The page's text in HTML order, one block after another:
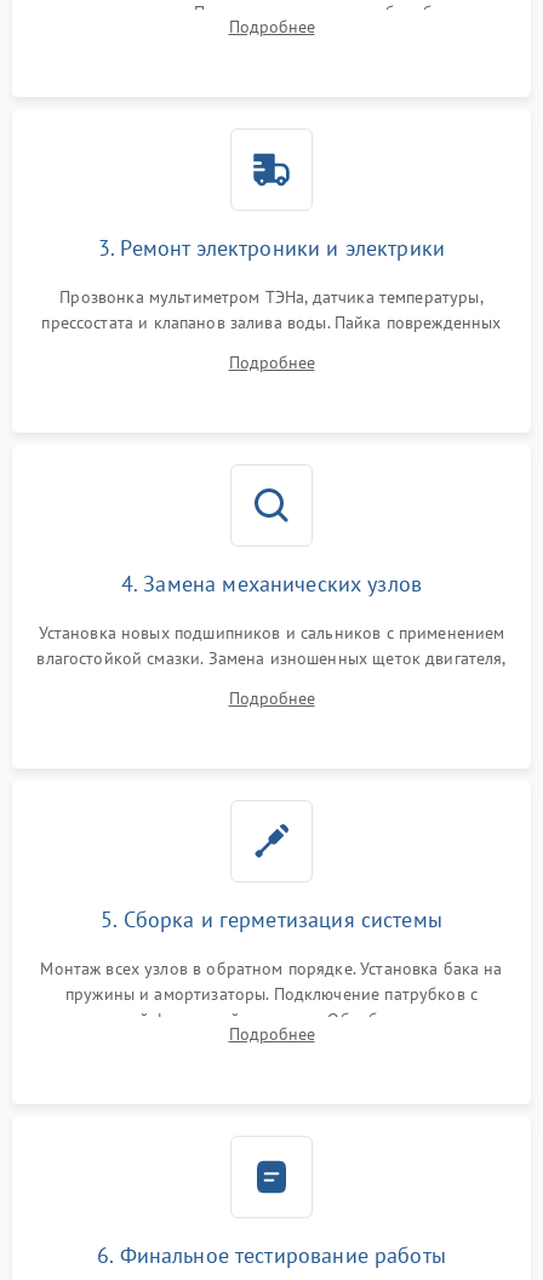
амортизаторов. Проверка подшипников барабана и
крестовины на износ, а манжеты люка на разрывы.
Подробнее
3. Ремонт электроники и электрики
Прозвонка мультиметром ТЭНа, датчика температуры,
прессостата и клапанов залива воды. Пайка поврежденных
Восстановление целостности проводки и контактов.
Подробнее
4. Замена механических узлов
Установка новых подшипников и сальников с применением
влагостойкой смазки. Замена изношенных щеток двигателя,
или поврежденной резиновой манжеты.
Подробнее
5. Сборка и герметизация системы
Монтаж всех узлов в обратном порядке. Установка бака на
пружины и амортизаторы. Подключение патрубков с
надежной фиксацией хомутами. Обработка стыков
герметиком для предотвращения возможных протечек воды.
Подробнее
6. Финальное тестирование работы